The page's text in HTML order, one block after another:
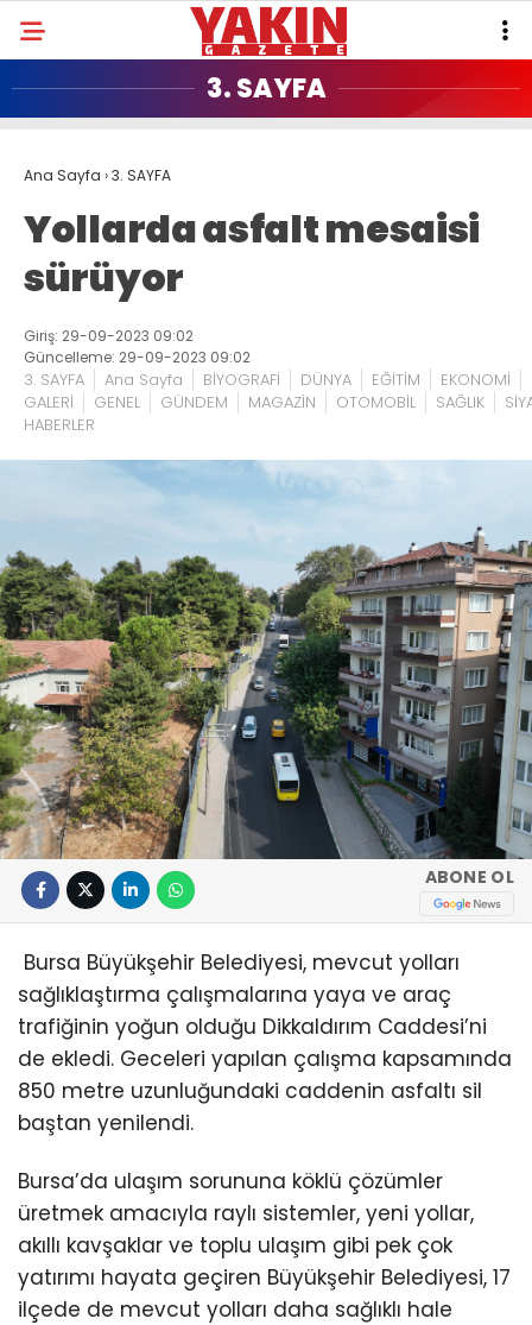
3. SAYFA
Ana Sayfa ›3. SAYFA
Yollarda asfalt mesaisi
sürüyor
Giriş: 29-09-2023 09:02
Güncelleme: 29-09-2023 09:02
3. SAYFA Ana Sayfa BİYOGRAFİ DÜNYA EĞİTİM EKONOMİ
GALERİ
GENEL GÜNDEM MAGAZİN OTOMOBİL SAĞLIK
HABERLER
ABONE OL
Bursa Büyükşehir Belediyesi, mevcut yolları
sağlıklaştırma çalışmalarına yaya ve araç
trafiğinin yoğun olduğu Dikkaldırım Caddesi’ni
de ekledi. Geceleri yapılan çalışma kapsamında
850 metre uzunluğundaki caddenin asfaltı sil
baştan yenilendi.
Bursa’da ulaşım sorununa köklü çözümler
üretmek amacıyla raylı sistemler, yeni yollar,
akıllı kavşaklar ve toplu ulaşım gibi pek çok
yatırımı hayata geçiren Büyükşehir Belediyesi, 17
ilçede de mevcut yolları daha sağlıklı hale